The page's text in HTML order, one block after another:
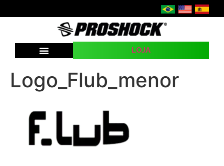
LOJA
Logo_Flub_menor